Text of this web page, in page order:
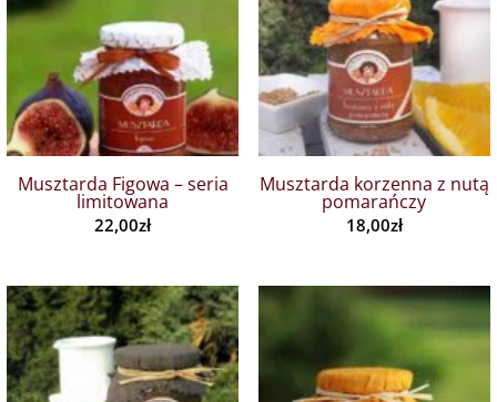
Musztarda Figowa – seria
limitowana
22,00zł
Musztarda korzenna z nutą
pomarańczy
18,00zł